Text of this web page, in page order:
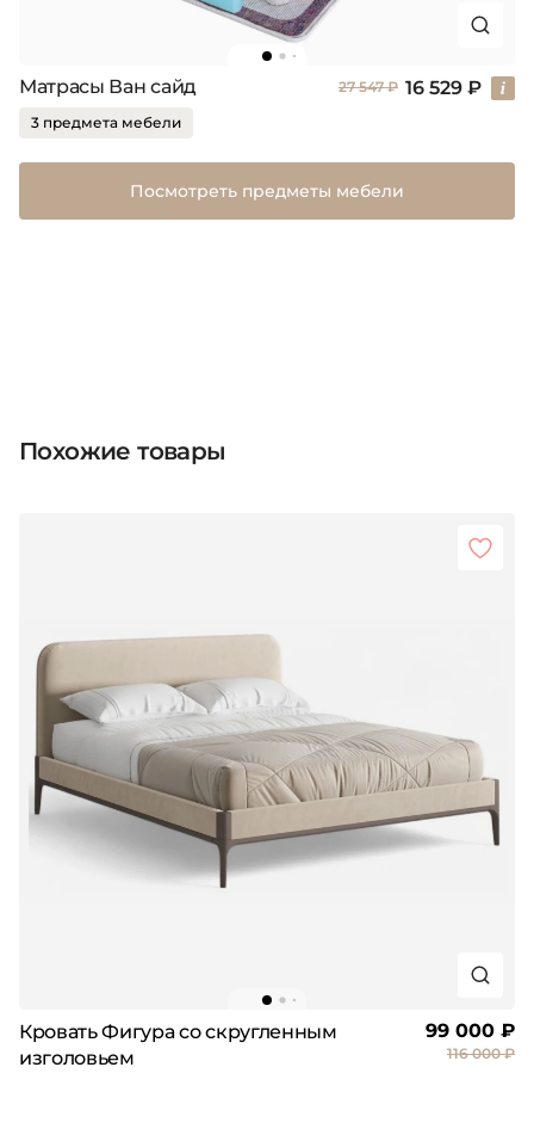
Матрасы Ван сайд 27 547 ₽ 16 529 ₽
3 предмета мебели
Посмотреть предметы мебели
Похожие товары
Кровать Фигура со скругленным
изголовьем
99 000 ₽
116 000 ₽